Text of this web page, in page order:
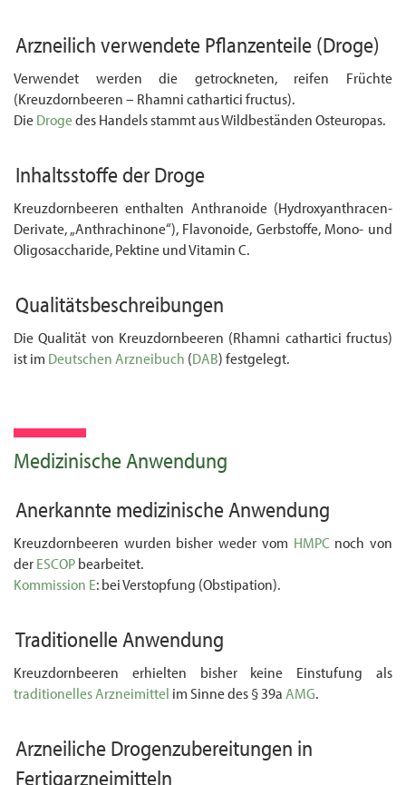
Arzneilich verwendete Pflanzenteile (Droge)
Verwendet werden die getrockneten, reifen Früchte
(Kreuzdornbeeren – Rhamni cathartici fructus).
DieDrogedes Handels stammt aus Wildbeständen Osteuropas.
Inhaltsstoffe der Droge
Kreuzdornbeeren enthalten Anthranoide (Hydroxyanthracen-
Derivate, „Anthrachinone“), Flavonoide, Gerbstoffe, Mono- und
Oligosaccharide, Pektine und Vitamin C.
Qualitätsbeschreibungen
Die Qualität von Kreuzdornbeeren (Rhamni cathartici fructus)
ist im Deutschen Arzneibuch (DAB) festgelegt.
Medizinische Anwendung
Anerkannte medizinische Anwendung
Kreuzdornbeeren wurden bisher weder vom HMPCnoch von
derESCOPbearbeitet.
Kommission E: bei Verstopfung (Obstipation).
Traditionelle Anwendung
Kreuzdornbeeren erhielten bisher keine Einstufung als
traditionelles Arzneimittel im Sinne des § 39a AMG.
Arzneiliche Drogenzubereitungen in
Fertigarzneimitteln